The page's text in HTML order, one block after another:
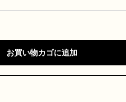
お買い物カゴに追加